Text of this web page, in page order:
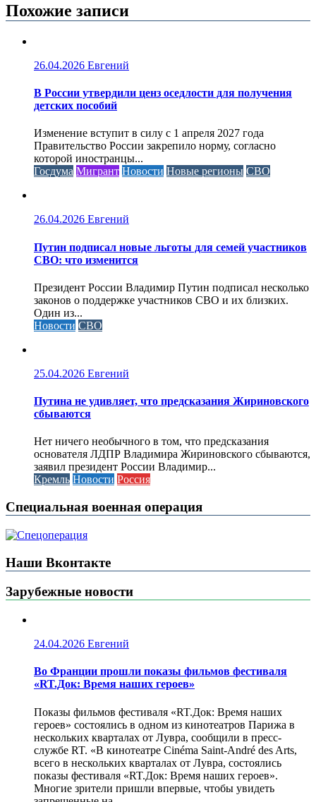
Похожие записи
26.04.2026 Евгений
В России утвердили ценз оседлости для получения
детских пособий
Изменение вступит в силу с 1 апреля 2027 года
Правительство России закрепило норму, согласно
которой иностранцы...
Госдума Мигрант Новости Новые регионы СВО
26.04.2026 Евгений
Путин подписал новые льготы для семей участников
СВО: что изменится
Президент России Владимир Путин подписал несколько
законов о поддержке участников СВО и их близких.
Один из...
Новости СВО
25.04.2026 Евгений
Путина не удивляет, что предсказания Жириновского
сбываются
Нет ничего необычного в том, что предсказания
основателя ЛДПР Владимира Жириновского сбываются,
заявил президент России Владимир...
Кремль Новости Россия
Специальная военная операция
Наши Вконтакте
Зарубежные новости
24.04.2026 Евгений
Во Франции прошли показы фильмов фестиваля
«RT.Док: Время наших героев»
Показы фильмов фестиваля «RT.Док: Время наших
героев» состоялись в одном из кинотеатров Парижа в
нескольких кварталах от Лувра, сообщили в пресс-
службе RT. «В кинотеатре Cinéma Saint-André des Arts,
всего в нескольких кварталах от Лувра, состоялись
показы фестиваля «RT.Док: Время наших героев».
Многие зрители пришли впервые, чтобы увидеть